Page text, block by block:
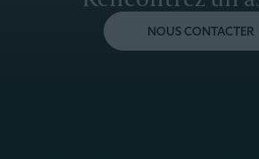
NOUS CONTACTER